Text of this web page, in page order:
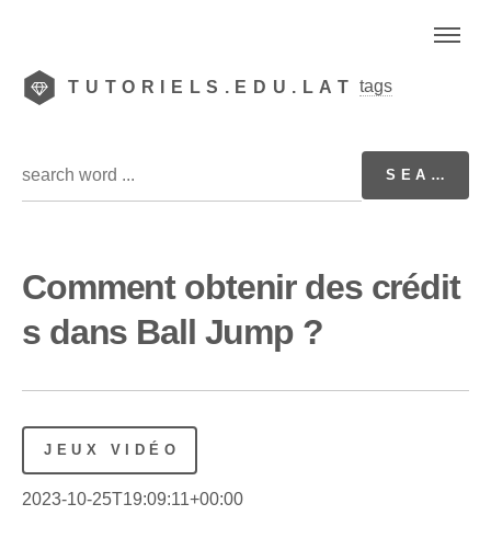
TUTORIELS.EDU.LAT tags
Comment obtenir des crédit
s dans Ball Jump ?
JEUX VIDÉO
2023-10-25T19:09:11+00:00